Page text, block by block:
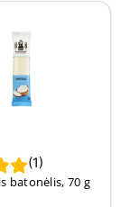
(1)
batonėlis, 70 g